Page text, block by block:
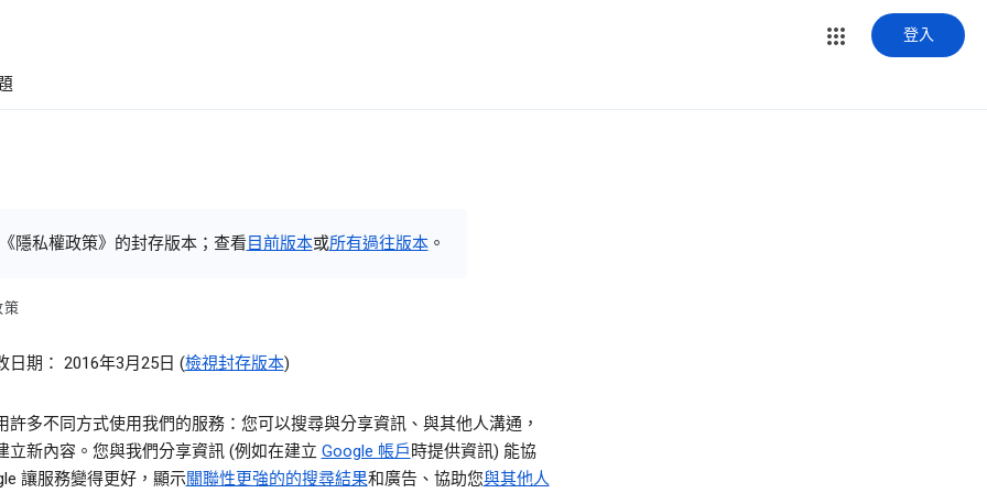
登入
隱私權政策》的封存版本；查看 目前版本或所有過往版本。
策
日期： 2016年3月25日 (檢視封存版本)
許多不同方式使用我們的服務：您可以搜尋與分享資訊、與其他人溝通，
立新內容。您與我們分享資訊 (例如在建立 Google 帳戶 時提供資訊) 能協
讓服務變得更好，顯示關聯性更強的的搜尋結果和廣告、協助您與其他人